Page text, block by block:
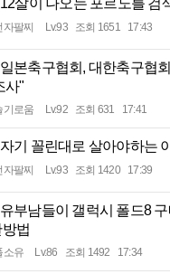
12살이 나오는 포르노를 검
자팔찌 Lv.93 조회 1651 17:43
일본축구협회, 대한축구협
사"
기로움 Lv.92 조회 631 17:41
자기 꼴린대로 살아야하는
자팔찌 Lv.93 조회 1420 17:39
유부남들이 갤럭시 폴드8
법
소유 Lv.86 조회 1492 17:34